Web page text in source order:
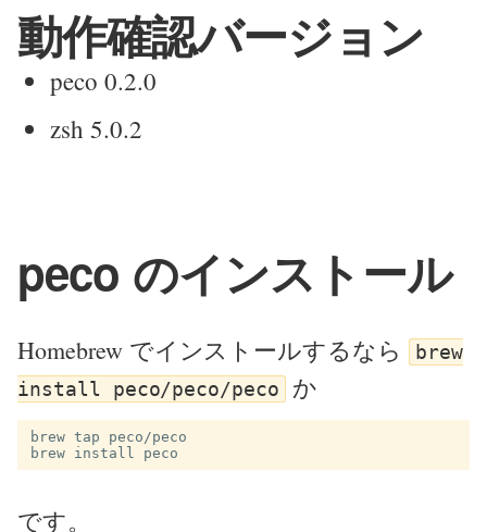
動作確認バージョン
peco 0.2.0
zsh 5.0.2
peco のインストール
Homebrew でインストールするなら brew
install peco/peco/peco
か
brew tap peco/peco
です。